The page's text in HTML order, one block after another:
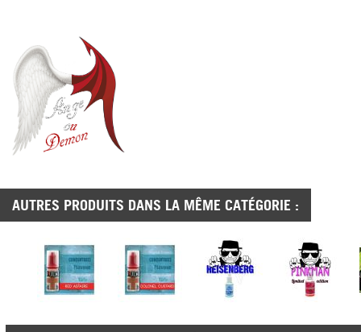
AUTRES PRODUITS DANS LA MÊME CATÉGORIE :